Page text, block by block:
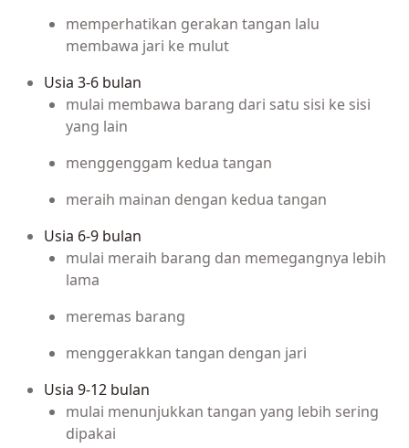
memperhatikan gerakan tangan lalu
membawa jari ke mulut
Usia 3-6 bulan
mulai membawa barang dari satu sisi ke sisi
yang lain
menggenggam kedua tangan
meraih mainan dengan kedua tangan
Usia 6-9 bulan
mulai meraih barang dan memegangnya lebih
lama
meremas barang
menggerakkan tangan dengan jari
Usia 9-12 bulan
mulai menunjukkan tangan yang lebih sering
dipakai